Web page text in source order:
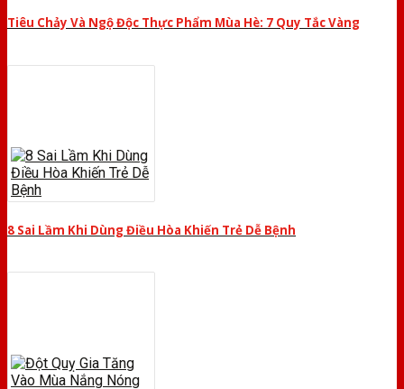
Tiêu Chảy Và Ngộ Độc Thực Phẩm Mùa Hè: 7 Quy Tắc Vàng
8 Sai Lầm Khi Dùng Điều Hòa Khiến Trẻ Dễ Bệnh